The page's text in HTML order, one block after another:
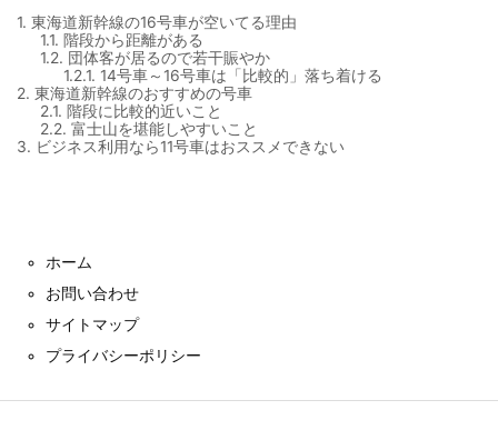
1. 東海道新幹線の16号車が空いてる理由
1.1. 階段から距離がある
1.2. 団体客が居るので若干賑やか
1.2.1. 14号車～16号車は「比較的」落ち着ける
2. 東海道新幹線のおすすめの号車
2.1. 階段に比較的近いこと
2.2. 富士山を堪能しやすいこと
3. ビジネス利用なら11号車はおススメできない
ホーム
お問い合わせ
サイトマップ
プライバシーポリシー